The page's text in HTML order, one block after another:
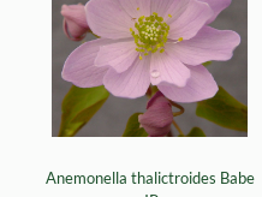
Anemonella thalictroides Babe